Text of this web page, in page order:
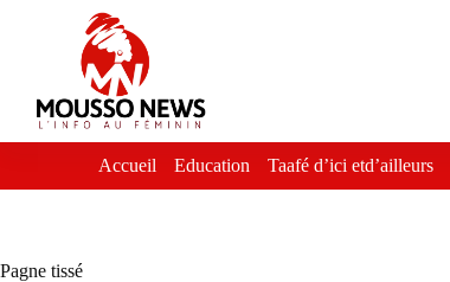
Accueil Education Taafé d’ici etd’ailleurs
Pagne tissé